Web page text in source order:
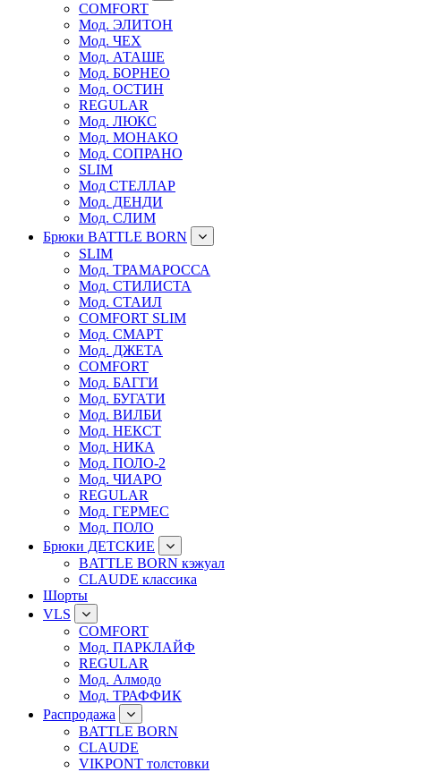
COMFORT
Мод. ЭЛИТОН
Мод. ЧЕХ
Мод. АТАШЕ
Мод. БОРНЕО
Мод. ОСТИН
REGULAR
Мод. ЛЮКС
Мод. МОНАКО
Мод. СОПРАНО
SLIM
Мод СТЕЛЛАР
Мод. ДЕНДИ
Мод. СЛИМ
Брюки BATTLE BORN
SLIM
Мод. ТРАМАРОССА
Мод. СТИЛИСТА
Мод. СТАИЛ
COMFORT SLIM
Мод. СМАРТ
Мод. ДЖЕТА
COMFORT
Мод. БАГГИ
Мод. БУГАТИ
Мод. ВИЛБИ
Мод. НЕКСТ
Мод. НИКА
Мод. ПОЛО-2
Мод. ЧИАРО
REGULAR
Мод. ГЕРМЕС
Мод. ПОЛО
Брюки ДЕТСКИЕ
BATTLE BORN кэжуал
CLAUDE классика
Шорты
VLS
COMFORT
Мод. ПАРКЛАЙФ
REGULAR
Мод. Алмодо
Мод. ТРАФФИК
Распродажа
BATTLE BORN
CLAUDE
VIKPONT толстовки